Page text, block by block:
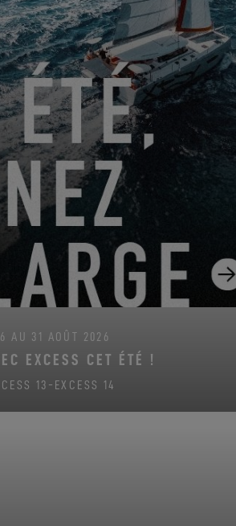
ESPRIT MER
VICTOR HUGO
BANDOL, France
RENDEZ-VOUS
AU 31 AOÛT 2026
EXCESS CET ÉTÉ !
13 - EXCESS 14